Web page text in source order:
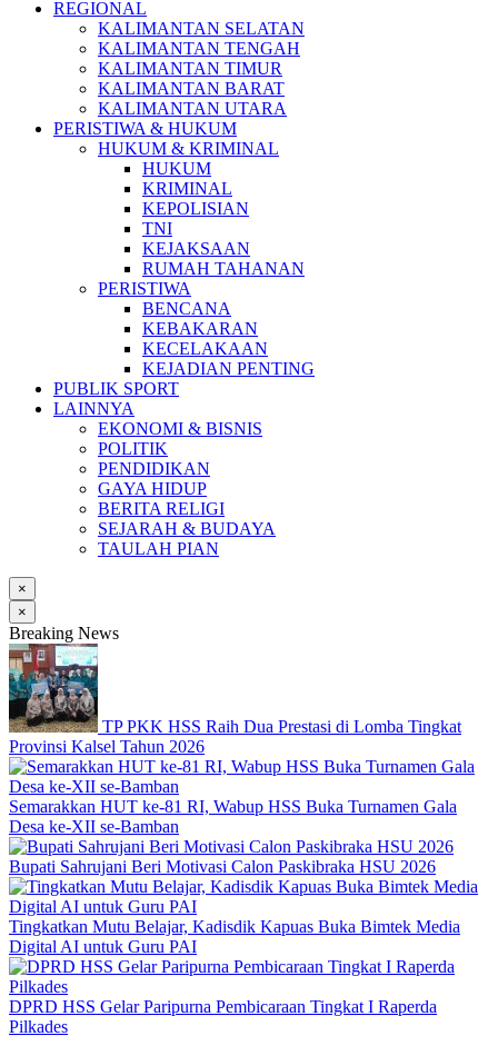
REGIONAL
KALIMANTAN SELATAN
KALIMANTAN TENGAH
KALIMANTAN TIMUR
KALIMANTAN BARAT
KALIMANTAN UTARA
PERISTIWA & HUKUM
HUKUM & KRIMINAL
HUKUM
KRIMINAL
KEPOLISIAN
TNI
KEJAKSAAN
RUMAH TAHANAN
PERISTIWA
BENCANA
KEBAKARAN
KECELAKAAN
KEJADIAN PENTING
PUBLIK SPORT
LAINNYA
EKONOMI & BISNIS
POLITIK
PENDIDIKAN
GAYA HIDUP
BERITA RELIGI
SEJARAH & BUDAYA
TAULAH PIAN
×
×
Breaking News
TP PKK HSS Raih Dua Prestasi di Lomba Tingkat
Provinsi Kalsel Tahun 2026
Semarakkan HUT ke-81 RI, Wabup HSS Buka Turnamen Gala
Desa ke-XII se-Bamban
Bupati Sahrujani Beri Motivasi Calon Paskibraka HSU 2026
Tingkatkan Mutu Belajar, Kadisdik Kapuas Buka Bimtek Media
Digital AI untuk Guru PAI
DPRD HSS Gelar Paripurna Pembicaraan Tingkat I Raperda
Pilkades